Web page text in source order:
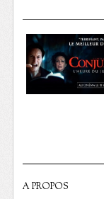
A PROPOS